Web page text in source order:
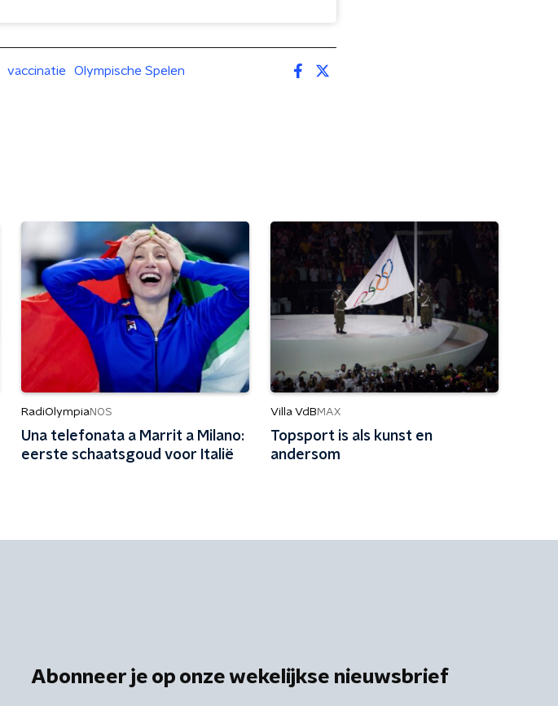
vaccinatie Olympische Spelen
RadiOlympiaNOS
Una telefonata a Marrit a Milano:
eerste schaatsgoud voor Italië
Villa VdB MAX
Topsport is als kunst en
andersom
Abonneer je op onze wekelijkse nieuwsbrief